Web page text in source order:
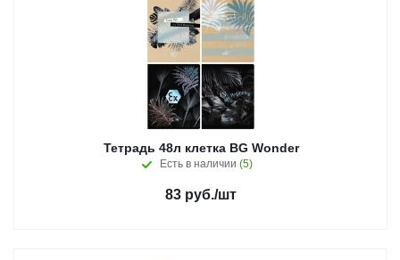
Тетрадь 48л клетка BG Wonder
Есть в наличии (5)
83 руб./шт